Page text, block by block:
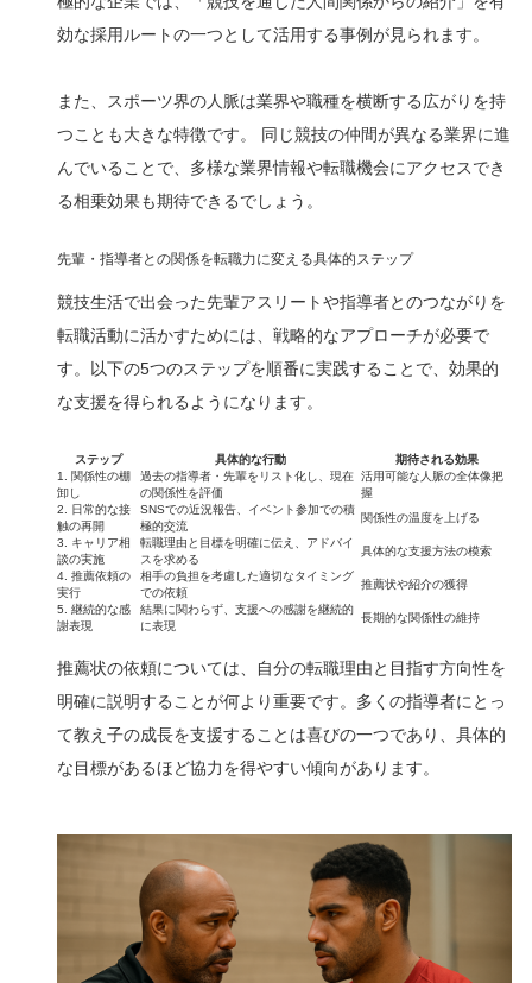
効な採用ルートの一つとして活用する事例が見られます。
また、スポーツ界の人脈は業界や職種を横断する広がりを持
つことも大きな特徴です。 同じ競技の仲間が異なる業界に進
んでいることで、多様な業界情報や転職機会にアクセスでき
る相乗効果も期待できるでしょう。
先輩・指導者との関係を転職力に変える具体的ステップ
競技生活で出会った先輩アスリートや指導者とのつながりを
転職活動に活かすためには、戦略的なアプローチが必要で
す。以下の5つのステップを順番に実践することで、効果的
な支援を得られるようになります。
ステップ 具体的な行動
期待される効果
1. 関係性の棚
卸し
過去の指導者・先輩をリスト化し、現在
の関係性を評価
活用可能な人脈の全体像把
握
2. 日常的な接
触の再開
SNSでの近況報告、イベント参加での積
極的交流
関係性の温度を上げる
3. キャリア相
談の実施
転職理由と目標を明確に伝え、アドバイ
スを求める
具体的な支援方法の模索
4. 推薦依頼の
実行
相手の負担を考慮した適切なタイミング
での依頼
推薦状や紹介の獲得
5. 継続的な感
謝表現
結果に関わらず、支援への感謝を継続的
に表現
長期的な関係性の維持
推薦状の依頼については、自分の転職理由と目指す方向性を
明確に説明することが何より重要です。多くの指導者にとっ
て教え子の成長を支援することは喜びの一つであり、具体的
な目標があるほど協力を得やすい傾向があります。